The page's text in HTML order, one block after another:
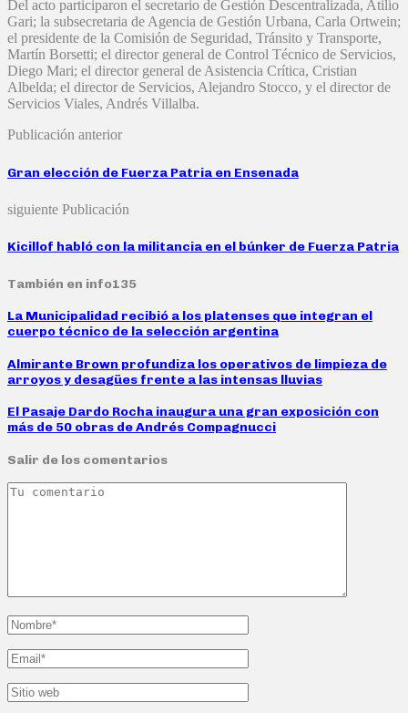
Del acto participaron el secretario de Gestión Descentralizada, Atilio
Gari; la subsecretaria de Agencia de Gestión Urbana, Carla Ortwein;
el presidente de la Comisión de Seguridad, Tránsito y Transporte,
Martín Borsetti; el director general de Control Técnico de Servicios,
Diego Mari; el director general de Asistencia Crítica, Cristian
Albelda; el director de Servicios, Alejandro Stocco, y el director de
Servicios Viales, Andrés Villalba.
Publicación anterior
Gran elección de Fuerza Patria en Ensenada
siguiente Publicación
Kicillof habló con la militancia en el búnker de Fuerza Patria
También en info135
La Municipalidad recibió a los platenses que integran el
cuerpo técnico de la selección argentina
Almirante Brown profundiza los operativos de limpieza de
arroyos y desagües frente a las intensas lluvias
El Pasaje Dardo Rocha inaugura una gran exposición con
más de 50 obras de Andrés Compagnucci
Salir de los comentarios